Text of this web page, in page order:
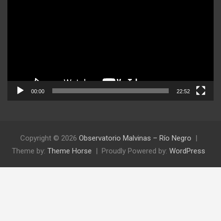
00:00 22:52
Copyright © 2026 Observatorio Malvinas – Río Negro
Theme by: Theme Horse Proudly Powered by: WordPress